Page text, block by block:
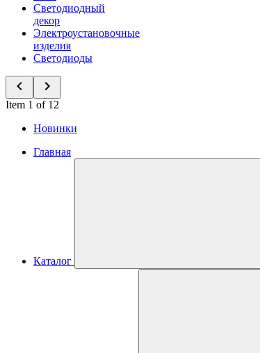
Светодиодный
декор
Электроустановочные
изделия
Светодиоды
Item 1 of 12
Новинки
Главная
Каталог